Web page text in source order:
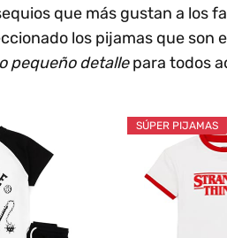
que más gustan a los
los pijamas que son
pequeño detallepara todos
SÚPER PIJAMAS